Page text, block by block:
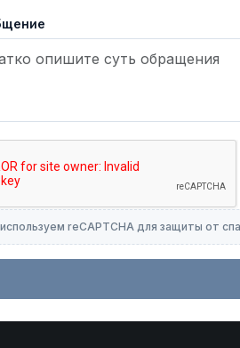
reCAPTCHA для защиты от